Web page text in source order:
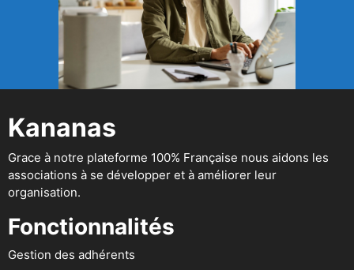
Kananas
Grace à notre plateforme 100% Française nous aidons les
associations à se développer et à améliorer leur
organisation.
Fonctionnalités
Gestion des adhérents